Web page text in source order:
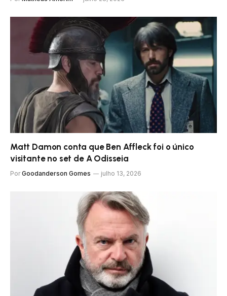
Matt Damon conta que Ben Affleck foi o único
visitante no set de A Odisseia
Por Goodanderson Gomes julho 13, 2026